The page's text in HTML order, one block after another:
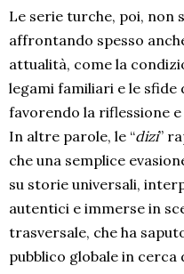
Le serie turche, poi, non
affrontando spesso
attualità, come la
legami familiari e le sfide
favorendo la riflessione
In altre parole, le “dizi”
che una semplice
su storie universali,
autentici e immerse in
trasversale, che ha
pubblico globale in cerca